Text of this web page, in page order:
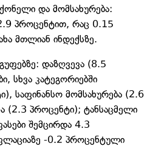
და მომსახურება:
პროცენტით, რაც 0.15
მთლიან ინდექსზე.
დაზღვევა (8.5
სხვა კატეგორიებში
საფინანსო მომსახურება (2.6
(2.3 პროცენტი); ტანსაცმელი
შემცირდა 4.3
-0.2 პროცენტული